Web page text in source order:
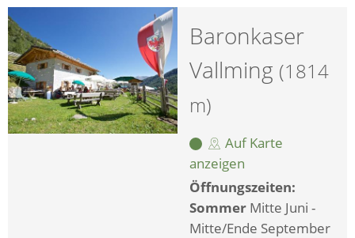
Baronkaser
Vallming (1814
m)
Auf Karte
anzeigen
Öffnungszeiten:
Sommer Mitte Juni -
Mitte/Ende September